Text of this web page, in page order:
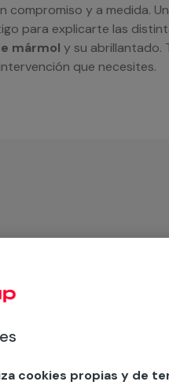
y a medida.
para explicarte las
mármol y su abrillantado.
que necesites.
superficies a partir de 25
cookies propias y de